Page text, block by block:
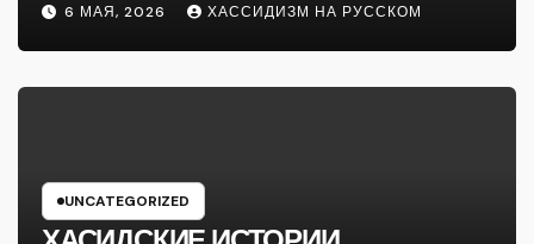
6 МАЯ, 2026 ХАССИДИЗМ НА РУССКОМ
UNCATEGORIZED